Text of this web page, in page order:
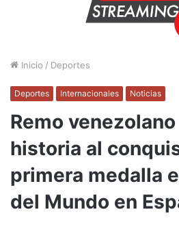
Inicio / Deportes
Deportes Internacionales Noticias
Remo
historia al
primera medalla
del Mundo en